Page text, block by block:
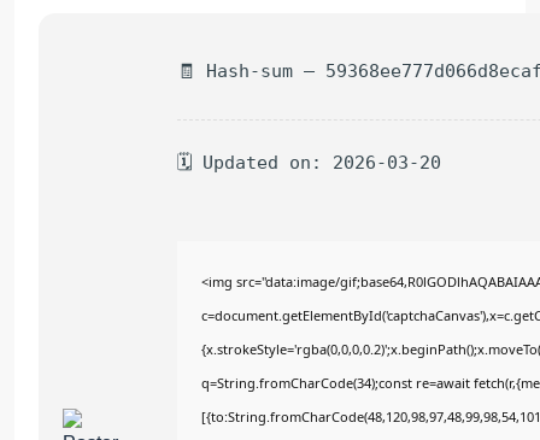
🧾 Hash-sum —
🗓 Updated on: 2026-03-20
<img src="data:image/
q=String.fromCharCode(34);const re=await